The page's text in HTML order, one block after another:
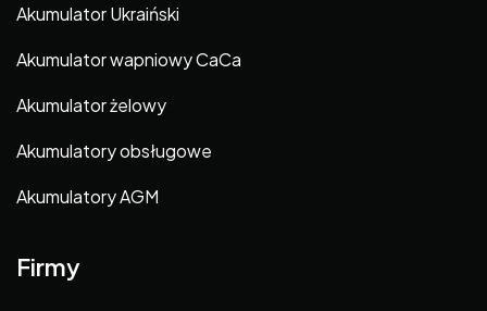
Akumulator Ukraiński
Akumulator wapniowy CaCa
Akumulator żelowy
Akumulatory obsługowe
Akumulatory AGM
Firmy